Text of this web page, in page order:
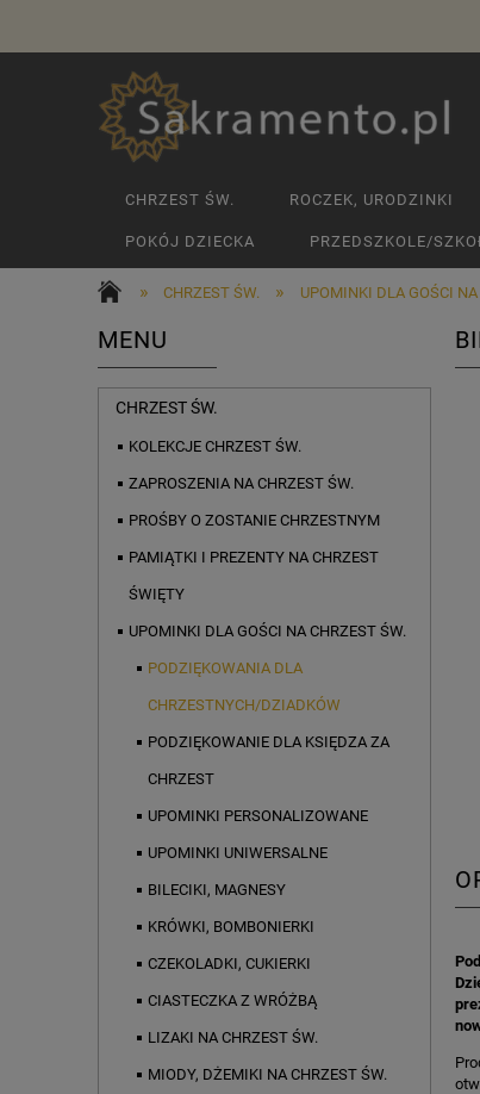
CHRZEST ŚW. ROCZEK, URODZINKI
POKÓJ DZIECKA PRZEDSZKOLE/
» CHRZEST ŚW. » UPOMINKI DLA GOŚCI
MENU
CHRZEST ŚW.
KOLEKCJE CHRZEST ŚW.
ZAPROSZENIA NA CHRZEST ŚW.
PROŚBY O ZOSTANIE CHRZESTNYM
PAMIĄTKI I PREZENTY NA CHRZEST
ŚWIĘTY
UPOMINKI DLA GOŚCI NA CHRZEST ŚW.
PODZIĘKOWANIA DLA
CHRZESTNYCH/DZIADKÓW
PODZIĘKOWANIE DLA KSIĘDZA ZA
CHRZEST
UPOMINKI PERSONALIZOWANE
UPOMINKI UNIWERSALNE
BILECIKI, MAGNESY
KRÓWKI, BOMBONIERKI
CZEKOLADKI, CUKIERKI
CIASTECZKA Z WRÓŻBĄ
LIZAKI NA CHRZEST ŚW.
MIODY, DŻEMIKI NA CHRZEST ŚW.